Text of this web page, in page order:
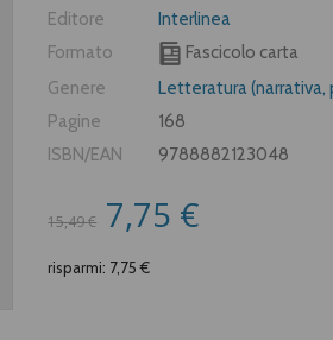
Editore
Interlinea
Formato
Fascicolo carta
Genere
Letteratura (narrativa,
Pagine
168
ISBN/EAN
9788882123048
15,49 € 7,75 €
risparmi: 7,75 €